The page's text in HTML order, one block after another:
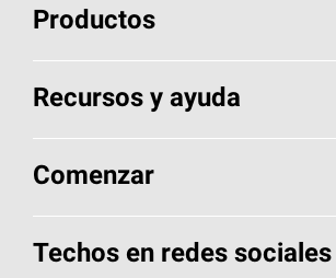
Productos
Elija sus tejas
Encuentre un contratista
Componentes para techos
Recursos y ayuda
Aspectos básicos sobre techos
Herramientas de diseño y color
Comenzar
Llame al 1-800-GET-PINK®
Techos en redes sociales